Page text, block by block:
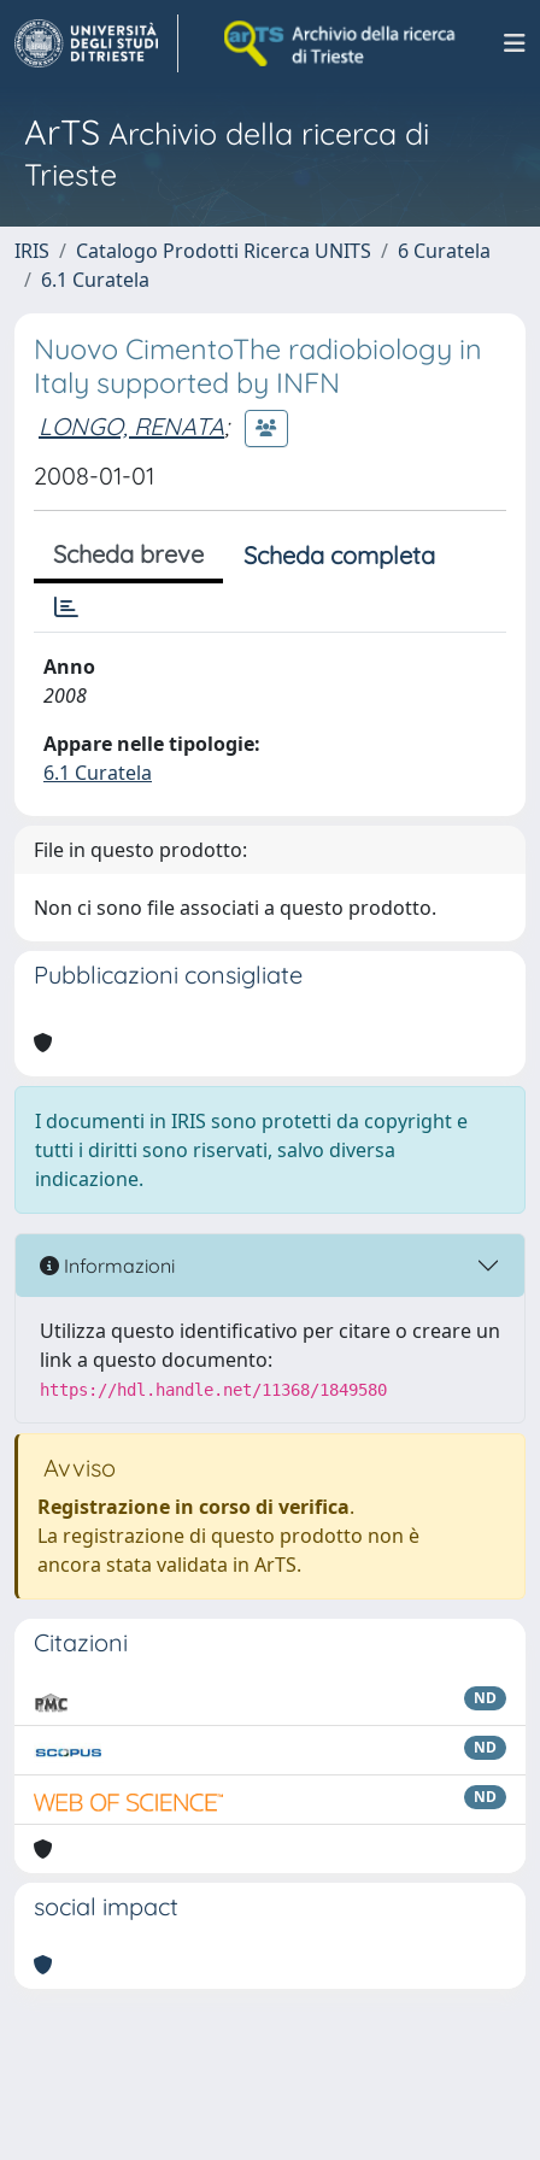
ArTS Archivio della ricerca di
Trieste
IRIS Catalogo Prodotti Ricerca UNITS
6 Curatela
6.1 Curatela
Nuovo CimentoThe radiobiology in
Italy supported by INFN
LONGO, RENATA;
2008-01-01
Scheda breve Scheda completa
Anno
2008
Appare nelle tipologie:
6.1 Curatela
File in questo prodotto:
Non ci sono file associati a questo prodotto.
Pubblicazioni consigliate
I documenti in IRIS sono protetti da copyright e
tutti i diritti sono riservati, salvo diversa
indicazione.
Informazioni
Utilizza questo identificativo per citare o creare un
link a questo documento:
https://hdl.handle.net/11368/1849580
Avviso
Registrazione in corso di verifica.
La registrazione di questo prodotto non è
ancora stata validata in ArTS.
Citazioni
ND
ND
ND
social impact